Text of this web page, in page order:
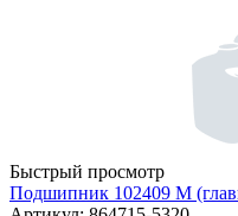
Быстрый просмотр
Подшипник 102409 М